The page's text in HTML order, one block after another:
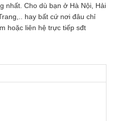
nhất. Cho dù bạn ở Hà Nội, Hải
hay bất cứ nơi đâu chỉ
hoặc liên hệ trực tiếp sđt